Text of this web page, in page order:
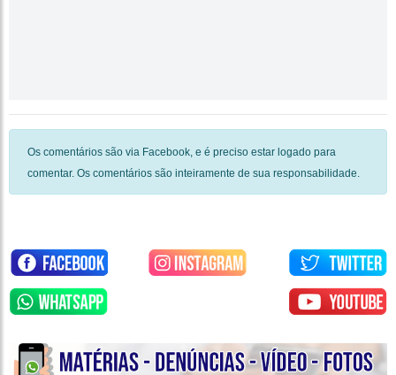
Os comentários são via Facebook, e é preciso estar logado para
comentar. Os comentários são inteiramente de sua responsabilidade.